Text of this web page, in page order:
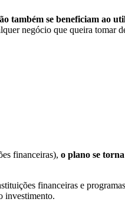
também se beneficiam ao
negócio que queira tomar
financeiras), o plano se
financeiras e
investimento.